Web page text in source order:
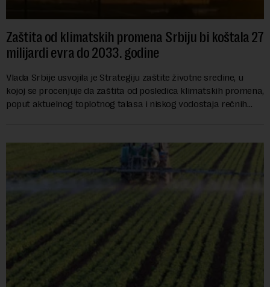
Zaštita od klimatskih promena Srbiju bi koštala 27
milijardi evra do 2033. godine
Vlada Srbije usvojila je Strategiju zaštite životne sredine, u
kojoj se procenjuje da zaštita od posledica klimatskih promena,
poput aktuelnog toplotnog talasa i niskog vodostaja rečnih